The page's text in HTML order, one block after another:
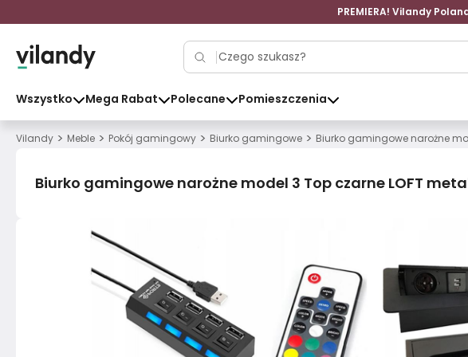
PREMIERA! Vilandy
Wszystko Mega Rabat Polecane Pomieszczenia
Vilandy > Meble > Pokój gamingowy > Biurko gamingowe > Biurko gamingowe narożne
Biurko gamingowe narożne model 3 Top czarne LOFT